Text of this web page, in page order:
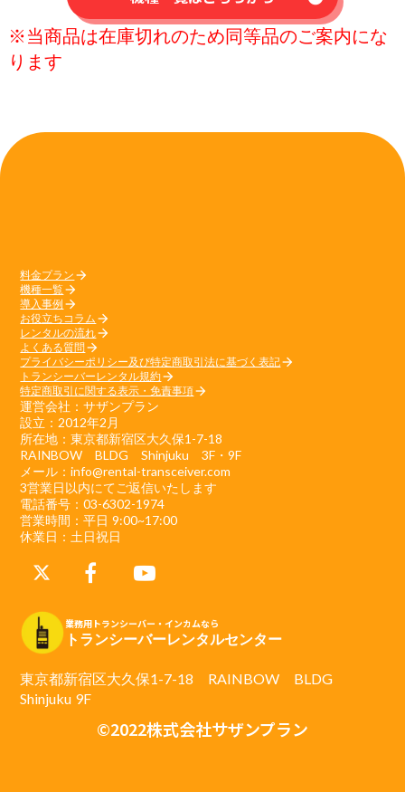
※当商品は在庫切れのため同等品のご案内にな
ります
料金プラン arrow_forward
機種一覧arrow_forward
導入事例 arrow_forward
お役立ちコラム arrow_forward
レンタルの流れarrow_forward
よくある質問 arrow_forward
プライバシーポリシー及び特定商取引法に基づく表記arrow_forward
トランシーバーレンタル規約arrow_forward
特定商取引に関する表示・免責事項arrow_forward
運営会社：サザンプラン
設立：2012年2月
所在地：東京都新宿区大久保1-7-18
RAINBOW BLDG Shinjuku 3F・9F
メール：info@rental-transceiver.com
3営業日以内にてご返信いたします
電話番号：03-6302-1974
営業時間：平日 9:00~17:00
休業日：土日祝日
業務用トランシーバー・インカムなら
トランシーバーレンタルセンター
東京都新宿区大久保1-7-18 RAINBOW BLDG
Shinjuku 9F
©2022株式会社サザンプラン